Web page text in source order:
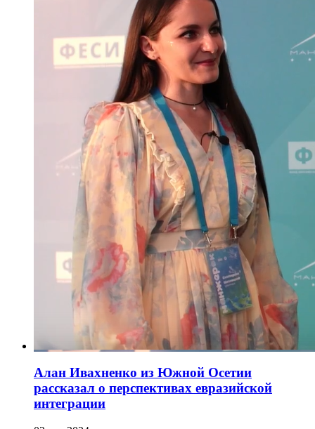
Алан Ивахненко из Южной Осетии
рассказал о перспективах евразийской
интеграции